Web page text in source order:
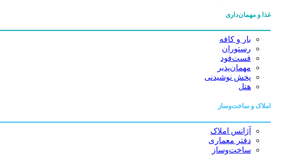
غذا و مهمان‌داری
بار و کافه
رستوران
فست‌فود
مهمان‌پذیر
پخش نوشیدنی
هتل
املاک و ساخت‌وساز
آژانس املاک
دفتر معماری
ساخت‌وساز